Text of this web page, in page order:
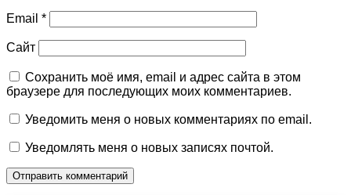
Email *
Сайт
Сохранить моё имя, email и адрес сайта в этом
браузере для последующих моих комментариев.
Уведомить меня о новых комментариях по email.
Уведомлять меня о новых записях почтой.